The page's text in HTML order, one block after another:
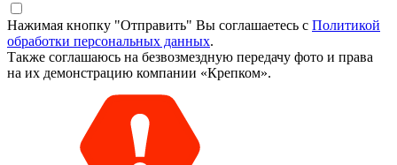
Нажимая кнопку "Отправить" Вы соглашаетесь с Политикой
обработки персональных данных.
Также соглашаюсь на безвозмездную передачу фото и права
на их демонстрацию компании «Крепком».